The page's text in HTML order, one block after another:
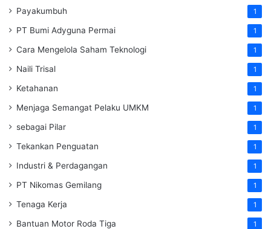
Payakumbuh 1
PT Bumi Adyguna Permai 1
Cara Mengelola Saham Teknologi 1
Naili Trisal 1
Ketahanan 1
Menjaga Semangat Pelaku UMKM 1
sebagai Pilar 1
Tekankan Penguatan 1
Industri & Perdagangan 1
PT Nikomas Gemilang 1
Tenaga Kerja 1
Bantuan Motor Roda Tiga 1